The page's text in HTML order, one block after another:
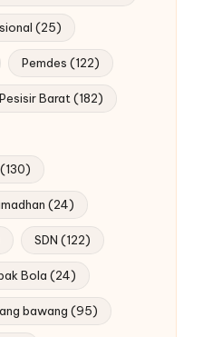
(25)
Pemdes (122)
Pesisir Barat (182)
(130)
(24)
SDN (122)
Bola (24)
bawang (95)